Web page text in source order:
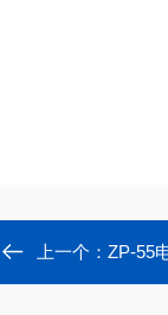
上一个： ZP-55